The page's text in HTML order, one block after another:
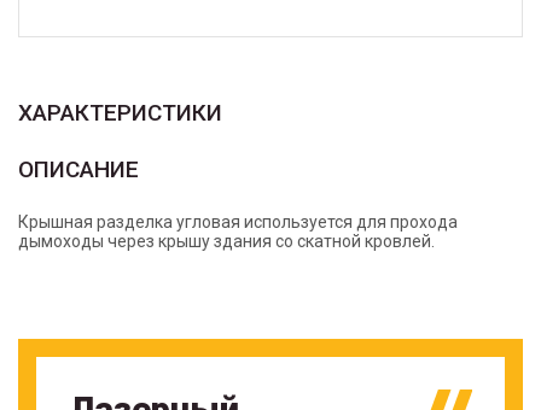
ХАРАКТЕРИСТИКИ
ОПИСАНИЕ
Крышная разделка угловая используется для прохода
дымоходы через крышу здания со скатной кровлей.